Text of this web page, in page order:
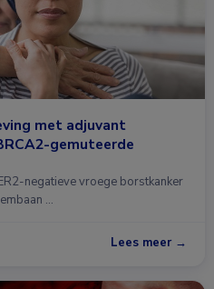
met adjuvant
gemuteerde
negatieve vroege borstkanker
…
Lees meer →